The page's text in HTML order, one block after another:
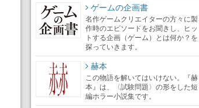
ゲームの企画書
名作ゲームクリエイターの方々に製
作時のエピソードをお聞きし、ヒッ
トする企画（ゲーム）とは何か？を
探っていきます。
赫本
この物語を解いてはいけない。『赫
本』は、〈試験問題〉の形をした短
編ホラー小説集です。